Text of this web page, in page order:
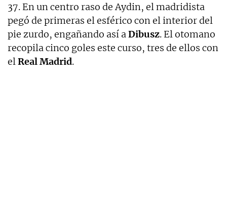
37. En un centro raso de Aydin, el madridista
pegó de primeras el esférico con el interior del
pie zurdo, engañando así aDibusz. El otomano
recopila cinco goles este curso, tres de ellos con
elRealMadrid.